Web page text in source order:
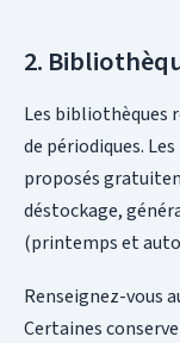
2.
Les bibliothèques
de périodiques.
proposés
déstockage,
(printemps et
Renseignez-vous
Certaines